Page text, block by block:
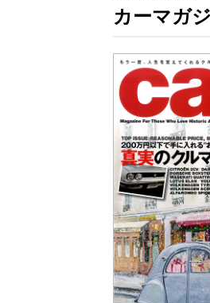
カーマガ